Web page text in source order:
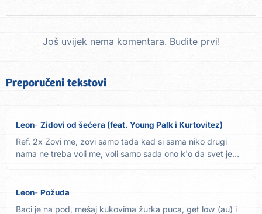
Još uvijek nema komentara. Budite prvi!
Preporučeni tekstovi
Leon Zidovi od šećera (feat. Young Palk i Kurtovitez)
Ref. 2x Zovi me, zovi samo tada kad si sama niko drugi
nama ne treba voli me, voli samo sada ono k'o da svet je
Leon Požuda
Baci je na pod, mešaj kukovima žurka puca, get low (au) i